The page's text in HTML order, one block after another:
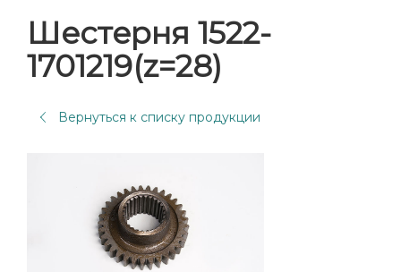
Шестерня 1522-
1701219(z=28)
Вернуться к списку продукции